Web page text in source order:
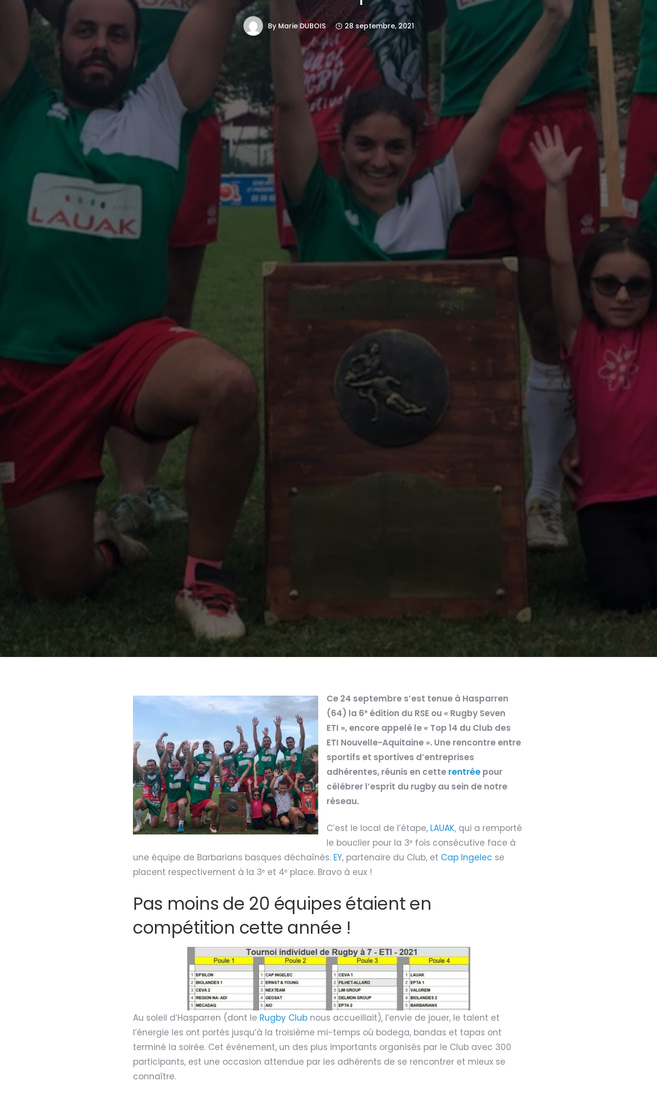
By Marie DUBOIS 28 septembre, 2021
Ce 24 septembre s’est tenue à Hasparren
(64) la 6e édition du RSE ou « Rugby Seven
ETI », encore appelé le « Top 14 du Club des
ETI Nouvelle-Aquitaine ». Une rencontre entre
sportifs et sportives d’entreprises
adhérentes, réunis en cette rentrée pour
célébrer l’esprit du rugby au sein de notre
réseau.
C’est le local de l’étape, LAUAK, qui a remporté
le bouclier pour la 3e fois consécutive face à
une équipe de Barbarians basques déchaînés. EY, partenaire du Club, et Cap Ingelec se
placent respectivement à la 3e et 4e place. Bravo à eux !
Pas moins de 20 équipes étaient en
compétition cette année !
Au soleil d’Hasparren (dont le Rugby Club nous accueillait), l’envie de jouer, le talent et
l’énergie les ont portés jusqu’à la troisième mi-temps où bodega, bandas et tapas ont
terminé la soirée. Cet événement, un des plus importants organisés par le Club avec 300
participants, est une occasion attendue par les adhérents de se rencontrer et mieux se
connaître.